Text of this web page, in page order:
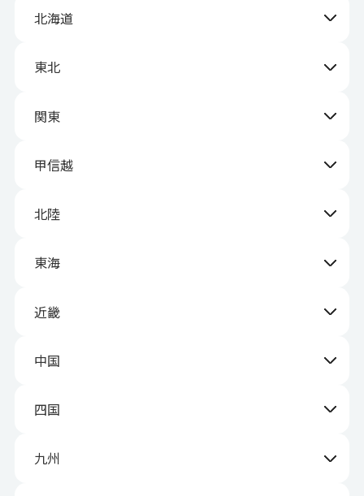
北海道
東北
関東
甲信越
北陸
東海
近畿
中国
四国
九州